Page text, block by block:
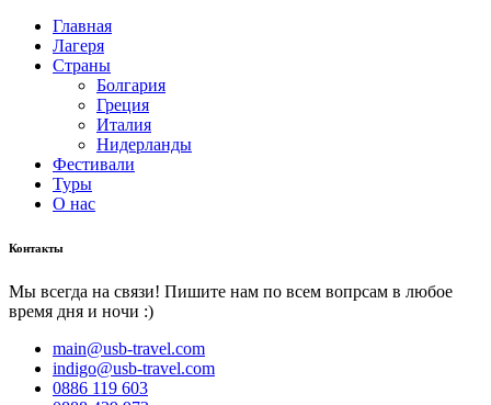
Главная
Лагеря
Страны
Болгария
Греция
Италия
Нидерланды
Фестивали
Туры
О нас
Контакты
Мы всегда на связи! Пишите нам по всем вопрсам в любое
время дня и ночи :)
main@usb-travel.com
indigo@usb-travel.com
0886 119 603